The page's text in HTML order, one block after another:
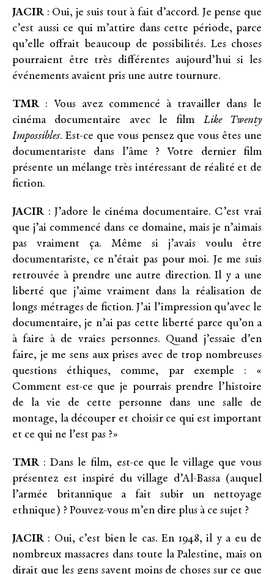
JACIR: Oui, je suis tout à fait d’accord. Je pense que
c’est aussi ce qui m’attire dans cette période, parce
qu’elle offrait beaucoup de possibilités. Les choses
pourraient être très différentes aujourd’hui si les
événements avaient pris une autre tournure.
TMR: Vous avez commencé à travailler dans le
cinéma documentaire avec le film Like Twenty
Impossibles. Est-ce que vous pensez que vous êtes une
documentariste dans l’âme ? Votre dernier film
présente un mélange très intéressant de réalité et de
fiction.
JACIR: J’adore le cinéma documentaire. C’est vrai
que j’ai commencé dans ce domaine, mais je n’aimais
pas vraiment ça. Même si j’avais voulu être
documentariste, ce n’était pas pour moi. Je me suis
retrouvée à prendre une autre direction. Il y a une
liberté que j’aime vraiment dans la réalisation de
longs métrages de fiction. J’ai l’impression qu’avec le
documentaire, je n’ai pas cette liberté parce qu’on a
à faire à de vraies personnes. Quand j’essaie d’en
faire, je me sens aux prises avec de trop nombreuses
questions éthiques, comme, par exemple : «
Comment est-ce que je pourrais prendre l’histoire
de la vie de cette personne dans une salle de
montage, la découper et choisir ce qui est important
et ce qui ne l’est pas ?»
TMR: Dans le film, est-ce que le village que vous
présentez est inspiré du village d’Al-Bassa (auquel
l’armée britannique a fait subir un nettoyage
ethnique) ? Pouvez-vous m’en dire plus à ce sujet ?
JACIR: Oui, c’est bien le cas. En 1948, il y a eu de
nombreux massacres dans toute la Palestine, mais on
dirait que les gens savent moins de choses sur ce que